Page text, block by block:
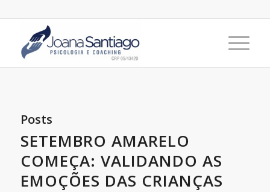
Posts
SETEMBRO AMARELO
COMEÇA: VALIDANDO AS
EMOÇÕES DAS CRIANÇAS